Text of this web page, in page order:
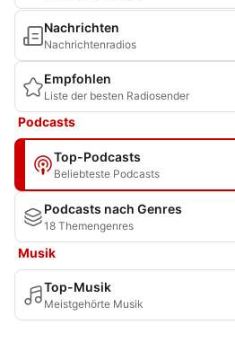
Nachrichten
Nachrichtenradios
Empfohlen
Liste der besten Radiosender
Podcasts
Top-Podcasts
Beliebteste Podcasts
Podcasts nach Genres
18 Themengenres
Musik
Top-Musik
Meistgehörte Musik